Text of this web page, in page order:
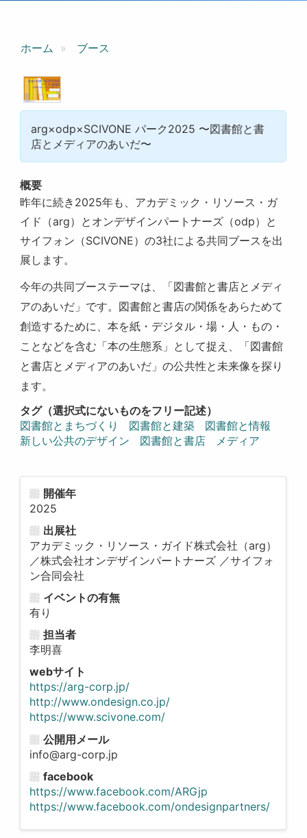
ホーム ブース
arg×odp×SCIVONE パーク2025 〜図書館と書
店とメディアのあいだ〜
概要
昨年に続き2025年も、アカデミック・リソース・ガ
イド（arg）とオンデザインパートナーズ（odp）と
サイフォン（SCIVONE）の3社による共同ブースを出
展します。
今年の共同ブーステーマは、「図書館と書店とメディ
アのあいだ」です。図書館と書店の関係をあらためて
創造するために、本を紙・デジタル・場・人・もの・
ことなどを含む「本の生態系」として捉え、「図書館
と書店とメディアのあいだ」の公共性と未来像を探り
ます。
タグ（選択式にないものをフリー記述）
図書館とまちづくり
図書館と建築
図書館と情報
新しい公共のデザイン
図書館と書店 メディア
開催年
2025
出展社
アカデミック・リソース・ガイド株式会社（arg）
／株式会社オンデザインパートナーズ ／サイフォ
ン合同会社
イベントの有無
有り
担当者
李明喜
webサイト
https://arg-corp.jp/
http://www.ondesign.co.jp/
https://www.scivone.com/
公開用メール
info@arg-corp.jp
facebook
https://www.facebook.com/ARGjp
https://www.facebook.com/ondesignpartners/